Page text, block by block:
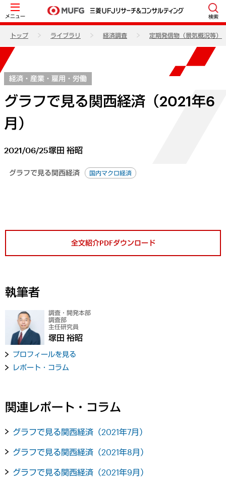
メニュー 検索
トップ ライブラリ 経済調査 定期発信物（景気概況等）
経済・産業・雇用・労働
グラフで見る関西経済（2021年6
月）
2021/06/25塚田 裕昭
グラフで見る関西経済 国内マクロ経済
全文紹介PDFダウンロード
執筆者
調査・開発本部
調査部
主任研究員
塚田 裕昭
プロフィールを見る
レポート・コラム
関連レポート・コラム
グラフで見る関西経済（2021年7月）
グラフで見る関西経済（2021年8月）
グラフで見る関西経済（2021年9月）